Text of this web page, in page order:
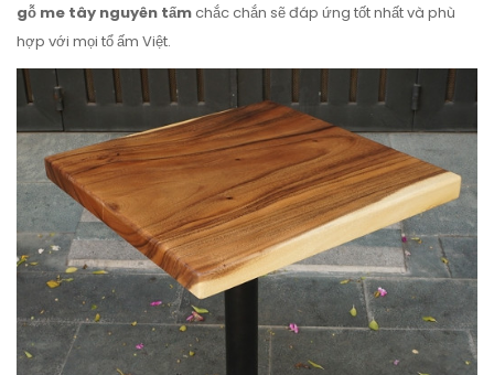
gỗ me tây nguyên tấmchắc chắn sẽ đáp ứng tốt nhất và phù
hợp với mọi tổ ấm Việt.